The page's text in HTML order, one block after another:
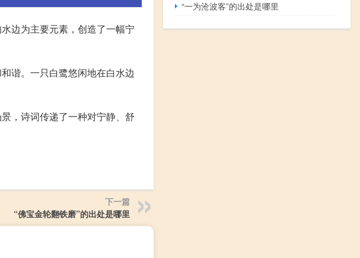
边为主要元素，创造了一幅宁
谐。一只白鹭悠闲地在白水边
，诗词传递了一种对宁静、舒
下一篇
“佛宝金轮翻铁磨”的出处是哪里
“一为沧波客”的出处是哪里